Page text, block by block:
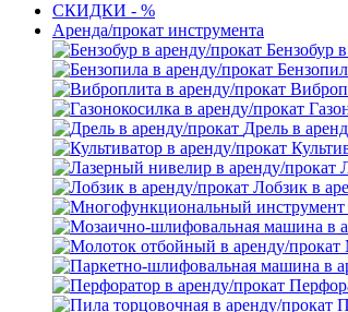
СКИДКИ - %
Аренда/прокат инструмента
Бензобур
Дрель в
Лобзик в